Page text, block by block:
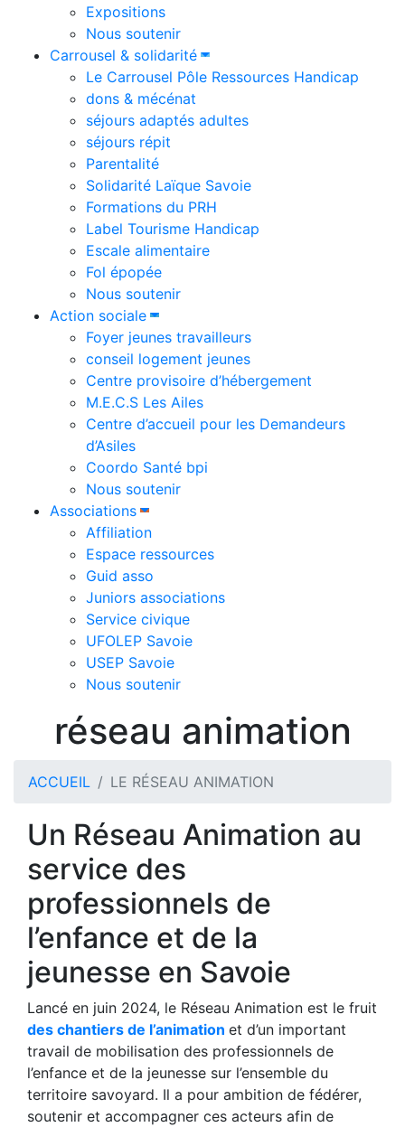
Expositions
Nous soutenir
Carrousel & solidarité
Le Carrousel Pôle Ressources Handicap
dons & mécénat
séjours adaptés adultes
séjours répit
Parentalité
Solidarité Laïque Savoie
Formations du PRH
Label Tourisme Handicap
Escale alimentaire
Fol épopée
Nous soutenir
Action sociale
Foyer jeunes travailleurs
conseil logement jeunes
Centre provisoire d’hébergement
M.E.C.S Les Ailes
Centre d’accueil pour les Demandeurs
d’Asiles
Coordo Santé bpi
Nous soutenir
Associations
Affiliation
Espace ressources
Guid asso
Juniors associations
Service civique
UFOLEP Savoie
USEP Savoie
Nous soutenir
réseau animation
ACCUEIL LE RÉSEAU ANIMATION
Un Réseau Animation au
service des
professionnels de
l’enfance et de la
jeunesse en Savoie
Lancé en juin 2024, le Réseau Animation est le fruit
des chantiers de l’animation et d’un important
travail de mobilisation des professionnels de
l’enfance et de la jeunesse sur l’ensemble du
territoire savoyard. Il a pour ambition de fédérer,
soutenir et accompagner ces acteurs afin de